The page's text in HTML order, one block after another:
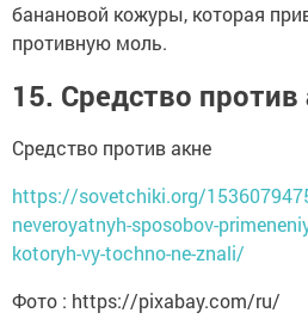
банановой кожуры, которая
противную моль.
15. Средство против
Средство против акне
https://sovetchiki.org/
neveroyatnyh-sposobov-
kotoryh-vy-tochno-ne-znali/
Фото : https://pixabay.com/ru/